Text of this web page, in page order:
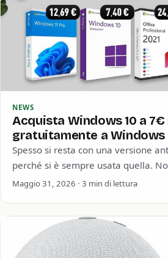
NEWS
Acquista Windows 10 a
gratuitamente a Windows
Spesso si resta con una versione
perché si è sempre usata quella.
sicurezza informatica o…
Maggio 31, 2026 · 3 min di lettura